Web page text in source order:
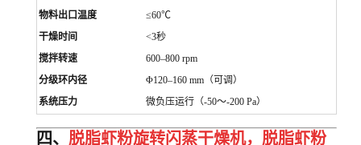
物料出口温度
≤60℃
干燥时间
<3秒
搅拌转速
600–800 rpm
分级环内径
Φ120–160 mm（可调）
系统压力
微负压运行（-50～-200 Pa）
四、 脱脂虾粉旋转闪蒸干燥机，脱脂虾粉